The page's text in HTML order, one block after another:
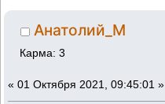
Анатолий_М
Карма: 3
« 01 Октября 2021, 09:45:01 »